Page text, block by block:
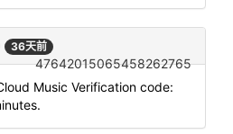
36天前
47642015065458262765
Music Verification code: